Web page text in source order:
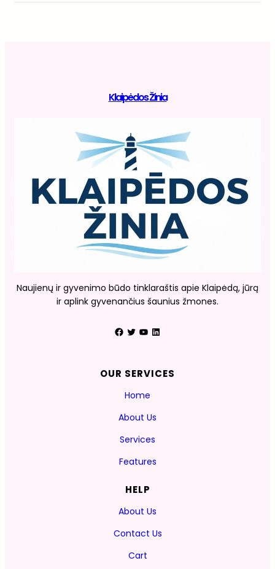
Klaipėdos Žinia
Naujienų ir gyvenimo būdo tinklaraštis apie Klaipėdą, jūrą
ir aplink gyvenančius šaunius žmones.
Facebook Twitter YouTube LinkedIn
OUR SERVICES
Home
About Us
Services
Features
HELP
About Us
Contact Us
Cart